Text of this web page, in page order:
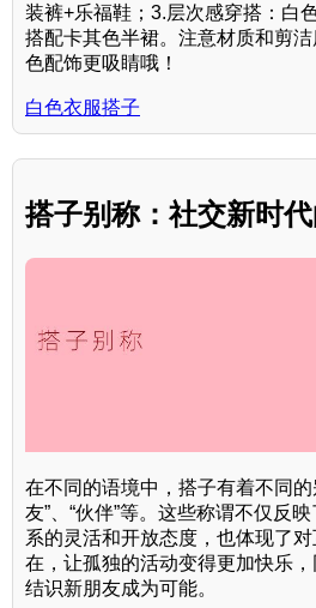
装裤+乐福鞋；3.层次感穿搭：白
搭配卡其色半裙。注意材质和剪
色配饰更吸睛哦！
白色衣服搭子
搭子别称：社交新时
在不同的语境中，搭子有着不同的
友”、“伙伴”等。这些称谓不仅反
系的灵活和开放态度，也体现了
在，让孤独的活动变得更加快乐，
结识新朋友成为可能。